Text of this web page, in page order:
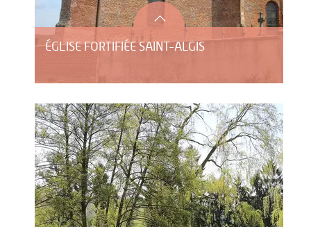
ÉGLISE FORTIFIÉE SAINT-ALGIS